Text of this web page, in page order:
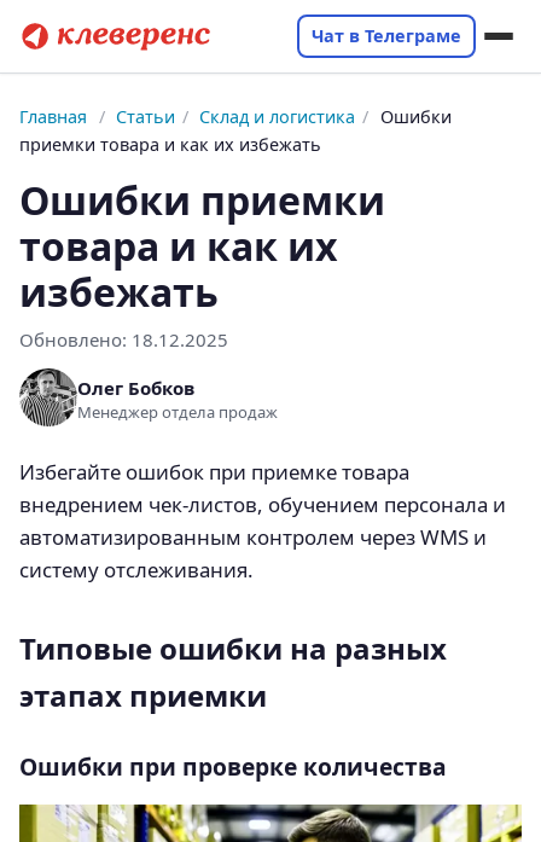
Чат в Телеграме
Главная / Статьи / Склад и логистика / Ошибки
приемки товара и как их избежать
Ошибки приемки
товара и как их
избежать
Обновлено: 18.12.2025
Олег Бобков
Менеджер отдела продаж
Избегайте ошибок при приемке товара
внедрением чек-листов, обучением персонала и
автоматизированным контролем через WMS и
систему отслеживания.
Типовые ошибки на разных
этапах приемки
Ошибки при проверке количества